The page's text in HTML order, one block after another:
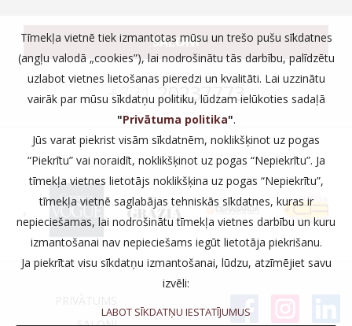
SALONI
vai zvaniet:
+37120237773
Tīmekļa vietnē tiek izmantotas mūsu un trešo pušu sīkdatnes
(angļu valodā „cookies”), lai nodrošinātu tās darbību, palīdzētu
uzlabot vietnes lietošanas pieredzi un kvalitāti. Lai uzzinātu
vairāk par mūsu sīkdatņu politiku, lūdzam ielūkoties sadaļā
"Privātuma politika".
Jūs varat piekrist visām sīkdatnēm, noklikšķinot uz pogas
“Piekrītu” vai noraidīt, noklikšķinot uz pogas “Nepiekrītu”. Ja
tīmekļa vietnes lietotājs noklikšķina uz pogas “Nepiekrītu”,
tīmekļa vietnē saglabājas tehniskās sīkdatnes, kuras ir
nepieciešamas, lai nodrošinātu tīmekļa vietnes darbību un kuru
izmantošanai nav nepieciešams iegūt lietotāja piekrišanu.
Ja piekrītat visu sīkdatņu izmantošanai, lūdzu, atzīmējiet savu
izvēli:
LABOT SĪKDATŅU IESTATĪJUMUS